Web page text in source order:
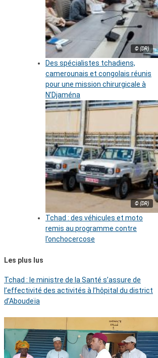
© (DR)
Des spécialistes tchadiens,
camerounais et congolais réunis
pour une mission chirurgicale à
N’Djaména
© (DR)
Tchad : des véhicules et moto
remis au programme contre
l’onchocercose
Les plus lus
Tchad : le ministre de la Santé s’assure de
l’effectivité des activités à l’hôpital du district
d’Aboudeïa